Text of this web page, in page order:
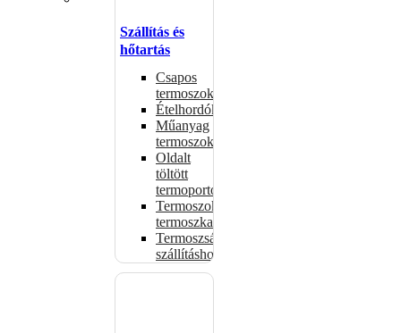
Szállítás és
hőtartás
Csapos
termoszok
Ételhordók
Műanyag
termoszok
Oldalt
töltött
termoportok
Termoszok,
termoszkannák
Termoszsákok
szállításhoz